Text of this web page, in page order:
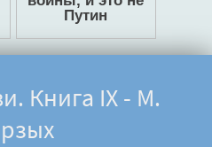
Книга IХ - М.